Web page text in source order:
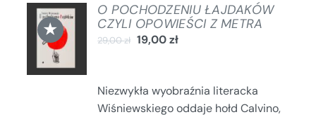
★
DODAJ
DO
KOSZYKA
/
SZCZEGÓŁY
O POCHODZENIU ŁAJDAKÓW
CZYLI OPOWIEŚCI Z METRA
29,00zł 19,00zł
Niezwykła wyobraźnia literacka
Wiśniewskiego oddaje hołd Calvino,